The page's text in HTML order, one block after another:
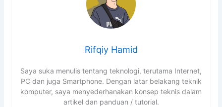
Rifqiy Hamid
Saya suka menulis tentang teknologi, terutama Internet,
PC dan juga Smartphone. Dengan latar belakang teknik
komputer, saya menyederhanakan konsep teknis dalam
artikel dan panduan / tutorial.